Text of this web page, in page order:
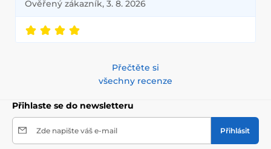
Ověřený zákazník, 3. 8. 2026
Přečtěte si
všechny recenze
Přihlaste se do newsletteru
Zde napište váš e-mail Přihlásit